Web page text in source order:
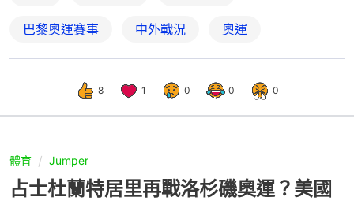
巴黎奧運賽事 中外戰況 奧運
8 1 0 0 0
體育 Jumper
占士杜蘭特居里再戰洛杉磯奧運？美國